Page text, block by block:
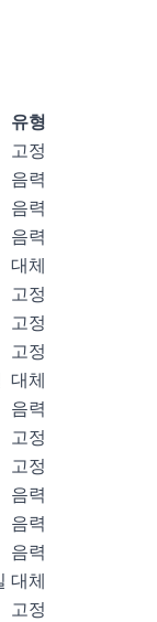
유형
고정
음력
음력
음력
대체
고정
고정
고정
대체
음력
고정
고정
음력
음력
음력
대체
고정